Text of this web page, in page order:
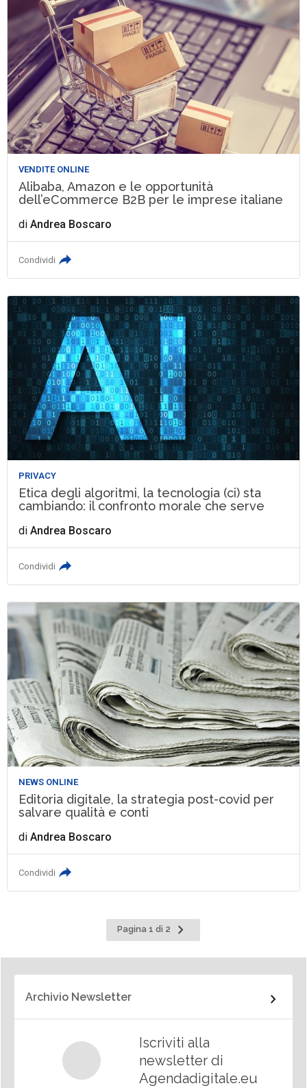
VENDITE ONLINE
Alibaba, Amazon e le opportunità
dell’eCommerce B2B per le imprese italiane
diAndrea Boscaro
Condividi
PRIVACY
Etica degli algoritmi, la tecnologia (ci) sta
cambiando: il confronto morale che serve
diAndrea Boscaro
Condividi
NEWS ONLINE
Editoria digitale, la strategia post-covid per
salvare qualità e conti
diAndrea Boscaro
Condividi
Pagina 1 di 2
Pagina
successiva
Archivio Newsletter
Iscriviti alla
newsletter di
Agendadigitale.eu